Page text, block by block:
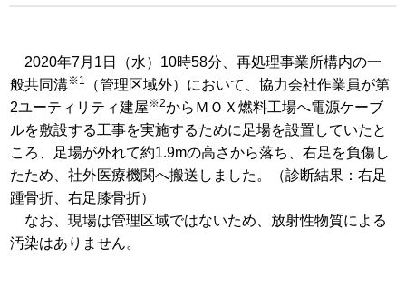
2020年7月1日（水）10時58分、再処理事業所構内の一
般共同溝※1
（管理区域外）において、協力会社作業員が第
2ユーティリティ建屋※2からＭＯＸ燃料工場へ電源ケーブ
ルを敷設する工事を実施するために足場を設置していたと
ころ、足場が外れて約1.9mの高さから落ち、右足を負傷し
たため、社外医療機関へ搬送しました。（診断結果：右足
踵骨折、右足膝骨折）
なお、現場は管理区域ではないため、放射性物質による
汚染はありません。